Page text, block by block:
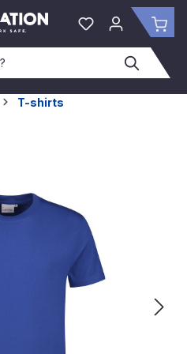
Je hebt 0 items
T-shirts